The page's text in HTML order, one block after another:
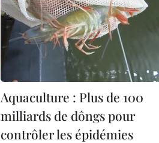
Aquaculture : Plus de 100
milliards de dôngs pour
contrôler les épidémies